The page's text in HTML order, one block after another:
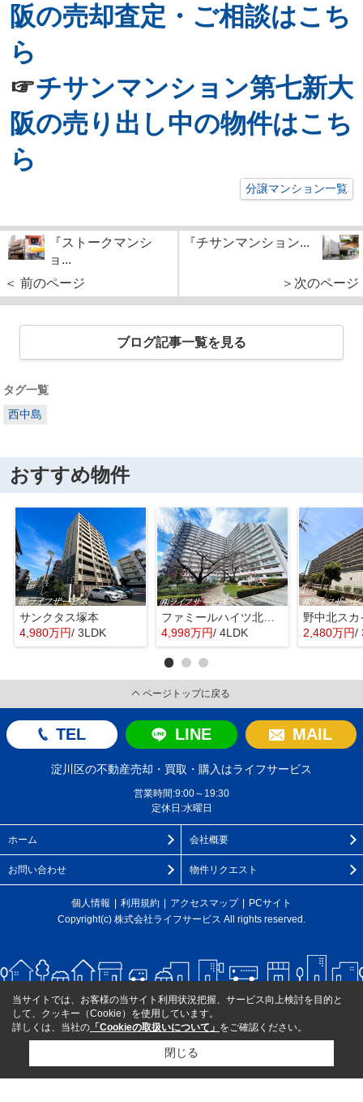
阪の売却査定・ご相談はこち
ら
☞チサンマンション第七新大
阪の売り出し中の物件はこち
ら
分譲マンション一覧
『ストークマンシ
ョ...
＜ 前のページ
『チサンマンション...
＞次のページ
ブログ記事一覧を見る
タグ一覧
西中島
おすすめ物件
サンクタス塚本
4,980万円/ 3LDK
ファミールハイツ北大阪４号棟
4,998万円/ 4LDK
野中北スカ
2,480万円/
ページトップに戻る
TEL LINE MAIL
淀川区の不動産売却・買取・購入はライフサービス
営業時間:9:00～19:30
定休日:水曜日
ホーム 会社概要
お問い合わせ 物件リクエスト
個人情報 利用規約 アクセスマップ
PCサイト
Copyright(c) 株式会社ライフサービス All rights reserved.
当サイトでは、お客様の当サイト利用状況把握、サービス向上検討を目的と
して、クッキー（Cookie）を使用しています。
詳しくは、当社の 「Cookieの取扱いについて」 をご確認ください。
閉じる